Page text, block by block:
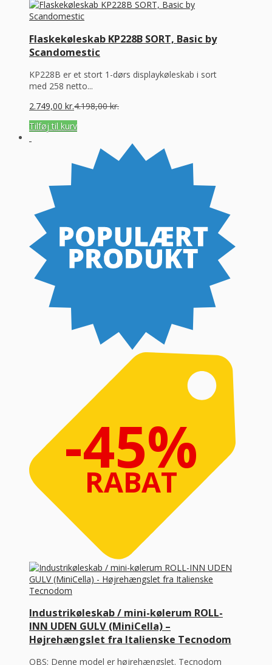
Flaskekøleskab KP228B SORT, Basic by
Scandomestic
KP228B er et stort 1-dørs displaykøleskab i sort
med 258 netto...
2.749,00 kr.4.198,00kr.
Tilføj til kurv
-45%
RABAT
Industrikøleskab / mini-kølerum ROLL-
INN UDEN GULV (MiniCella) –
Højrehængslet fra Italienske Tecnodom
OBS: Denne model er højrehængslet. Tecnodom